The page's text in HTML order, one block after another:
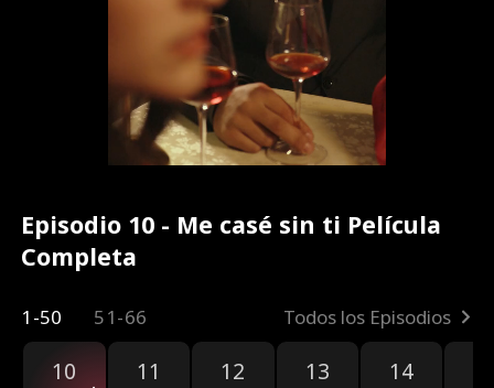
Episodio 10 - Me casé sin ti Película
Completa
1-50 51-66 Todos los Episodios
10 11 12 13 14